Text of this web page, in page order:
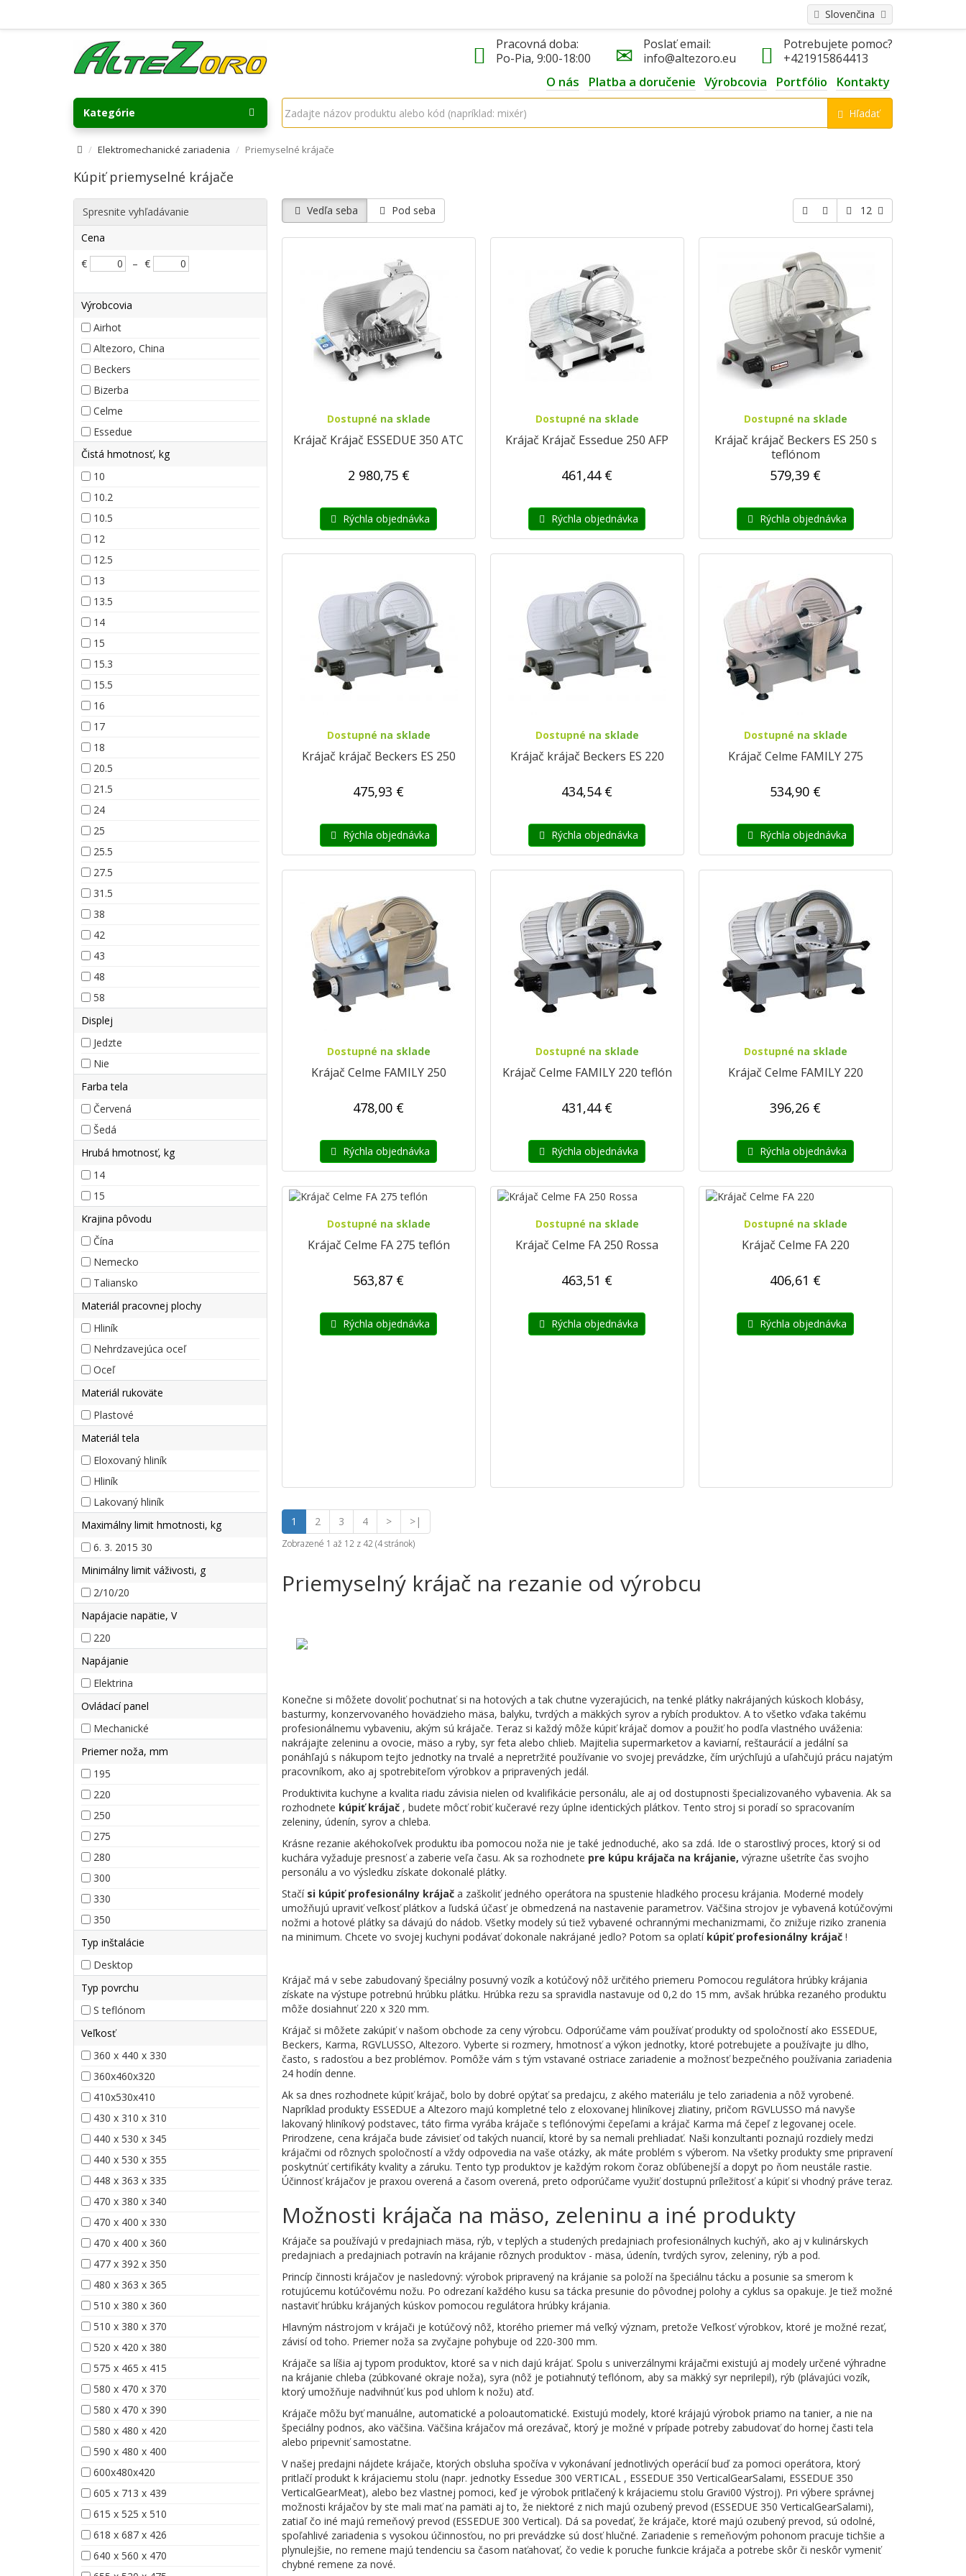
Slovenčina
Pracovná doba:
Po-Pia, 9:00-18:00
Poslať email:
info@altezoro.eu
Potrebujete pomoc?
+421915864413
O nás Platba a doručenie Výrobcovia Portfólio Kontakty
Hľadať
Kategórie
Elektromechanické zariadenia Priemyselné krájače
Kúpiť priemyselné krájače
Spresnite vyhľadávanie
Cena
€
– €
Výrobcovia
Airhot
Altezoro, China
Beckers
Bizerba
Celme
Essedue
Čistá hmotnosť, kg
10
10.2
10.5
12
12.5
13
13.5
14
15
15.3
15.5
16
17
18
20.5
21.5
24
25
25.5
27.5
31.5
38
42
43
48
58
Displej
Jedzte
Nie
Farba tela
Červená
Šedá
Hrubá hmotnosť, kg
14
15
Krajina pôvodu
Čína
Nemecko
Taliansko
Materiál pracovnej plochy
hliník
Nehrdzavejúca oceľ
Oceľ
Materiál rukoväte
Plastové
Materiál tela
Eloxovaný hliník
hliník
Lakovaný hliník
Maximálny limit hmotnosti, kg
6. 3. 2015 30
Minimálny limit váživosti, g
2/10/20
Napájacie napätie, V
220
Napájanie
Elektrina
Ovládací panel
Mechanické
Priemer noža, mm
195
220
250
275
280
300
330
350
Typ inštalácie
Desktop
Typ povrchu
S teflónom
Veľkosť
360 x 440 x 330
360x460x320
410x530x410
430 x 310 x 310
440 x 530 x 345
440 x 530 x 355
448 x 363 x 335
470 x 380 x 340
470 x 400 x 330
470 x 400 x 360
477 x 392 x 350
480 x 363 x 365
510 x 380 x 360
510 x 380 x 370
520 x 420 x 380
575 x 465 x 415
580 x 470 x 370
580 x 470 x 390
580 x 480 x 420
590 x 480 x 400
600x480x420
605 x 713 x 439
615 x 525 x 510
618 x 687 x 426
640 x 560 x 470
Vedľa seba Pod seba 12
Dostupné na sklade
Krájač Krájač ESSEDUE 350 ATC
2 980,75 €
Rýchla objednávka
Dostupné na sklade
Krájač Krájač Essedue 250 AFP
461,44 €
Rýchla objednávka
Dostupné na sklade
Krájač krájač Beckers ES 250 s
teflónom
579,39 €
Rýchla objednávka
Dostupné na sklade
Krájač krájač Beckers ES 250
475,93 €
Rýchla objednávka
Dostupné na sklade
Krájač krájač Beckers ES 220
434,54 €
Rýchla objednávka
Dostupné na sklade
Krájač Celme FAMILY 275
534,90 €
Rýchla objednávka
Dostupné na sklade
Krájač Celme FAMILY 250
478,00 €
Rýchla objednávka
Dostupné na sklade
Krájač Celme FAMILY 220 teflón
431,44 €
Rýchla objednávka
Dostupné na sklade
Krájač Celme FAMILY 220
396,26 €
Rýchla objednávka
Dostupné na sklade
Krájač Celme FA 275 teflón
563,87 €
Rýchla objednávka
Dostupné na sklade
Krájač Celme FA 250 Rossa
463,51 €
Rýchla objednávka
Dostupné na sklade
Krájač Celme FA 220
406,61 €
Rýchla objednávka
1 2 3 4 > >|
Zobrazené 1 až 12 z 42 (4 stránok)
Priemyselný krájač na rezanie od výrobcu
Konečne si môžete dovoliť pochutnať si na hotových a tak chutne vyzerajúcich, na tenké plátky nakrájaných kúskoch klobásy,
basturmy, konzervovaného hovädzieho mäsa, balyku, tvrdých a mäkkých syrov a rybích produktov. A to všetko vďaka takému
profesionálnemu vybaveniu, akým sú krájače. Teraz si každý môže kúpiť krájač domov a použiť ho podľa vlastného uváženia:
nakrájajte zeleninu a ovocie, mäso a ryby, syr feta alebo chlieb. Majitelia supermarketov a kaviarní, reštaurácií a jedální sa
ponáhľajú s nákupom tejto jednotky na trvalé a nepretržité používanie vo svojej prevádzke, čím urýchľujú a uľahčujú prácu najatým
pracovníkom, ako aj spotrebiteľom výrobkov a pripravených jedál.
Produktivita kuchyne a kvalita riadu závisia nielen od kvalifikácie personálu, ale aj od dostupnosti špecializovaného vybavenia. Ak sa
rozhodnete kúpiť krájač , budete môcť robiť kučeravé rezy úplne identických plátkov. Tento stroj si poradí so spracovaním
zeleniny, údenín, syrov a chleba.
Krásne rezanie akéhokoľvek produktu iba pomocou noža nie je také jednoduché, ako sa zdá. Ide o starostlivý proces, ktorý si od
kuchára vyžaduje presnosť a zaberie veľa času. Ak sa rozhodnete pre kúpu krájača na krájanie, výrazne ušetríte čas svojho
personálu a vo výsledku získate dokonalé plátky.
Stačí si kúpiť profesionálny krájač a zaškoliť jedného operátora na spustenie hladkého procesu krájania. Moderné modely
umožňujú upraviť veľkosť plátkov a ľudská účasť je obmedzená na nastavenie parametrov. Väčšina strojov je vybavená kotúčovými
nožmi a hotové plátky sa dávajú do nádob. Všetky modely sú tiež vybavené ochrannými mechanizmami, čo znižuje riziko zranenia
na minimum. Chcete vo svojej kuchyni podávať dokonale nakrájané jedlo? Potom sa oplatí kúpiť profesionálny krájač !
Krájač má v sebe zabudovaný špeciálny posuvný vozík a kotúčový nôž určitého priemeru Pomocou regulátora hrúbky krájania
získate na výstupe potrebnú hrúbku plátku. Hrúbka rezu sa spravidla nastavuje od 0,2 do 15 mm, avšak hrúbka rezaného produktu
môže dosiahnuť 220 x 320 mm.
Krájač si môžete zakúpiť v našom obchode za ceny výrobcu. Odporúčame vám používať produkty od spoločností ako ESSEDUE,
Beckers, Karma, RGVLUSSO, Altezoro. Vyberte si rozmery, hmotnosť a výkon jednotky, ktoré potrebujete a používajte ju dlho,
často, s radosťou a bez problémov. Pomôže vám s tým vstavané ostriace zariadenie a možnosť bezpečného používania zariadenia
24 hodín denne.
Ak sa dnes rozhodnete kúpiť krájač, bolo by dobré opýtať sa predajcu, z akého materiálu je telo zariadenia a nôž vyrobené.
Napríklad produkty ESSEDUE a Altezoro majú kompletné telo z eloxovanej hliníkovej zliatiny, pričom RGVLUSSO má navyše
lakovaný hliníkový podstavec, táto firma vyrába krájače s teflónovými čepeľami a krájač Karma má čepeľ z legovanej ocele.
Prirodzene, cena krájača bude závisieť od takých nuancií, ktoré by sa nemali prehliadať. Naši konzultanti poznajú rozdiely medzi
krájačmi od rôznych spoločností a vždy odpovedia na vaše otázky, ak máte problém s výberom. Na všetky produkty sme pripravení
poskytnúť certifikáty kvality a záruku. Tento typ produktov je každým rokom čoraz obľúbenejší a dopyt po ňom neustále rastie.
Účinnosť krájačov je praxou overená a časom overená, preto odporúčame využiť dostupnú príležitosť a kúpiť si vhodný práve teraz.
Možnosti krájača na mäso, zeleninu a iné produkty
Krájače sa používajú v predajniach mäsa, rýb, v teplých a studených predajniach profesionálnych kuchýň, ako aj v kulinárskych
predajniach a predajniach potravín na krájanie rôznych produktov - mäsa, údenín, tvrdých syrov, zeleniny, rýb a pod.
Princíp činnosti krájačov je nasledovný: výrobok pripravený na krájanie sa položí na špeciálnu tácku a posunie sa smerom k
rotujúcemu kotúčovému nožu. Po odrezaní každého kusu sa tácka presunie do pôvodnej polohy a cyklus sa opakuje. Je tiež možné
nastaviť hrúbku krájaných kúskov pomocou regulátora hrúbky krájania.
Hlavným nástrojom v krájači je kotúčový nôž, ktorého priemer má veľký význam, pretože Veľkosť výrobkov, ktoré je možné rezať,
závisí od toho. Priemer noža sa zvyčajne pohybuje od 220-300 mm.
Krájače sa líšia aj typom produktov, ktoré sa v nich dajú krájať. Spolu s univerzálnymi krájačmi existujú aj modely určené výhradne
na krájanie chleba (zúbkované okraje noža), syra (nôž je potiahnutý teflónom, aby sa mäkký syr neprilepil), rýb (plávajúci vozík,
ktorý umožňuje nadvihnúť kus pod uhlom k nožu) atď.
Krájače môžu byť manuálne, automatické a poloautomatické. Existujú modely, ktoré krájajú výrobok priamo na tanier, a nie na
špeciálny podnos, ako väčšina. Väčšina krájačov má orezávač, ktorý je možné v prípade potreby zabudovať do hornej časti tela
alebo pripevniť samostatne.
V našej predajni nájdete krájače, ktorých obsluha spočíva v vykonávaní jednotlivých operácií buď za pomoci operátora, ktorý
pritlačí produkt k krájaciemu stolu (napr. jednotky Essedue 300 VERTICAL , ESSEDUE 350 VerticalGearSalami, ESSEDUE 350
VerticalGearMeat), alebo bez vlastnej pomoci, keď je výrobok pritlačený k krájaciemu stolu Gravi00 Výstroj). Pri výbere správnej
možnosti krájačov by ste mali mať na pamäti aj to, že niektoré z nich majú ozubený prevod (ESSEDUE 350 VerticalGearSalami),
zatiaľ čo iné majú remeňový prevod (ESSEDUE 300 Vertical). Dá sa povedať, že krájače, ktoré majú ozubený prevod, sú odolné,
spoľahlivé zariadenia s vysokou účinnosťou, no pri prevádzke sú dosť hlučné. Zariadenie s remeňovým pohonom pracuje tichšie a
plynulejšie, no remene majú tendenciu sa časom naťahovať, čo vedie k poruche funkcie krájača a potrebe skôr či neskôr vymeniť
chybné remene za nové.